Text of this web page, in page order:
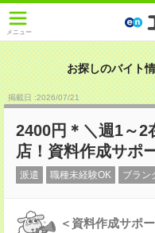
メニュー
お探しのバイト
掲載日 :2026/07/21
2400円＊＼週1～2
店！資料作成サポ
派遣 職種未経験OK ブラン
＜資料作成サポ